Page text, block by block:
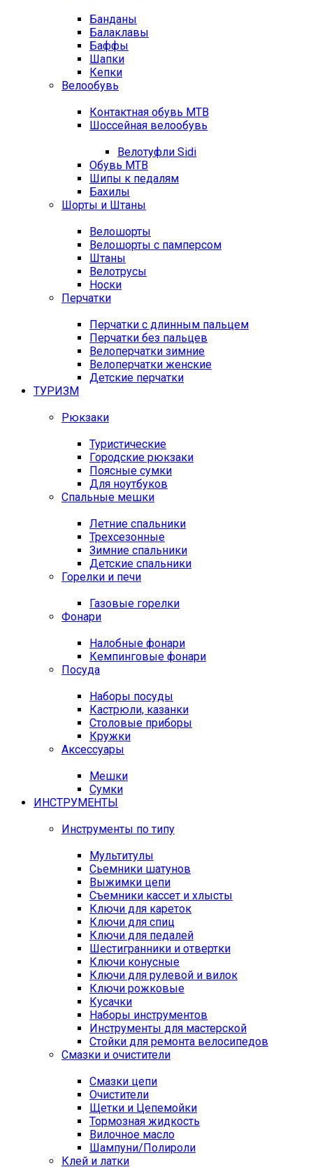
Банданы
Балаклавы
Баффы
Шапки
Кепки
Велообувь
Контактная обувь MTB
Шоссейная велообувь
Велотуфли Sidi
Обувь MTB
Шипы к педалям
Бахилы
Шорты и Штаны
Велошорты
Велошорты с памперсом
Штаны
Велотрусы
Носки
Перчатки
Перчатки с длинным пальцем
Перчатки без пальцев
Велоперчатки зимние
Велоперчатки женские
Детские перчатки
ТУРИЗМ
Рюкзаки
Туристические
Городские рюкзаки
Поясные сумки
Для ноутбуков
Спальные мешки
Летние спальники
Трехсезонные
Зимние спальники
Детские спальники
Горелки и печи
Газовые горелки
Фонари
Налобные фонари
Кемпинговые фонари
Посуда
Наборы посуды
Кастрюли, казанки
Столовые приборы
Кружки
Аксессуары
Мешки
Сумки
ИНСТРУМЕНТЫ
Инструменты по типу
Мультитулы
Сьемники шатунов
Выжимки цепи
Съемники кассет и хлысты
Ключи для кареток
Ключи для спиц
Ключи для педалей
Шестигранники и отвертки
Ключи конусные
Ключи для рулевой и вилок
Ключи рожковые
Кусачки
Наборы инструментов
Инструменты для мастерской
Стойки для ремонта велосипедов
Смазки и очистители
Смазки цепи
Очистители
Щетки и Цепемойки
Тормозная жидкость
Вилочное масло
Шампуни/Полироли
Клей и латки